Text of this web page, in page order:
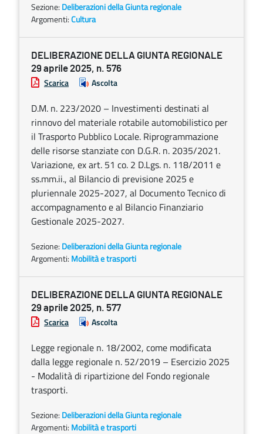
Sezione: Deliberazioni della Giunta regionale
Argomenti:Cultura
DELIBERAZIONE DELLA GIUNTA REGIONALE
29 aprile 2025, n. 576
Scarica Ascolta
D.M. n. 223/2020 – Investimenti destinati al
rinnovo del materiale rotabile automobilistico per
il Trasporto Pubblico Locale. Riprogrammazione
delle risorse stanziate con D.G.R. n. 2035/2021.
Variazione, ex art. 51 co. 2 D.Lgs. n. 118/2011 e
ss.mm.ii., al Bilancio di previsione 2025 e
pluriennale 2025-2027, al Documento Tecnico di
accompagnamento e al Bilancio Finanziario
Gestionale 2025-2027.
Sezione: Deliberazioni della Giunta regionale
Argomenti: Mobilità e trasporti
DELIBERAZIONE DELLA GIUNTA REGIONALE
29 aprile 2025, n. 577
Scarica Ascolta
Legge regionale n. 18/2002, come modificata
dalla legge regionale n. 52/2019 – Esercizio 2025
- Modalità di ripartizione del Fondo regionale
trasporti.
Sezione: Deliberazioni della Giunta regionale
Argomenti: Mobilità e trasporti